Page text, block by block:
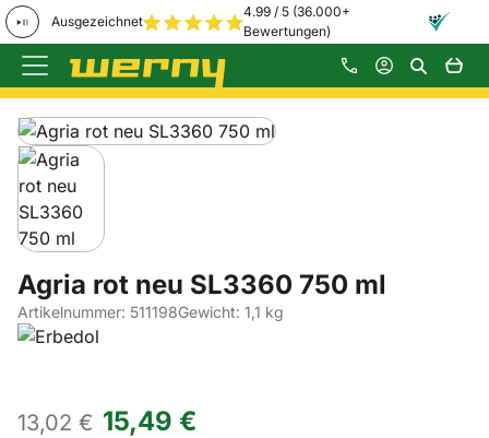
Ausgezeichnet
4.99 / 5 (36.000+
Bewertungen)
Zum Hauptinhalt springen
Produktgalerie
Zur Kaufbox springen
Agria rot neu SL3360 750 ml
Artikelnummer: 511198Gewicht: 1,1 kg
13,02 € 15,49 €